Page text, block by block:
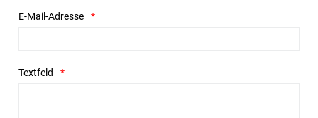
E-Mail-Adresse
Textfeld